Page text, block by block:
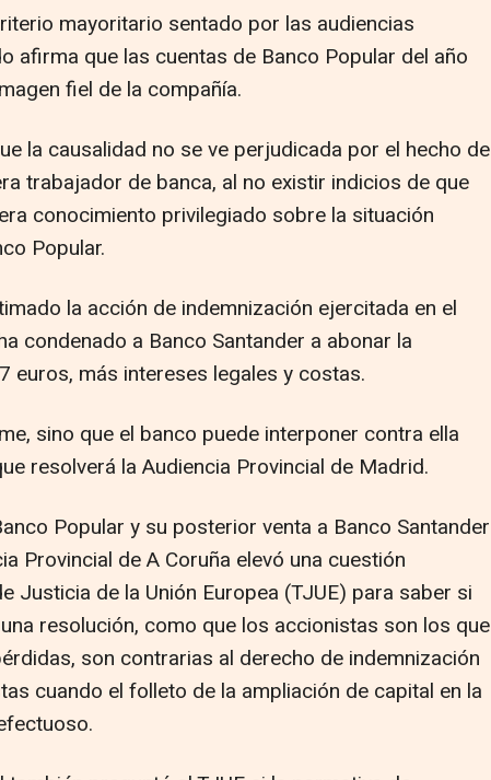
mayoritario sentado por las audiencias
afirma que las cuentas de Banco Popular del año
fiel de la compañía.
la causalidad no se ve perjudicada por el hecho de
trabajador de banca, al no existir indicios de que
conocimiento privilegiado sobre la situación
Popular.
la acción de indemnización ejercitada en el
condenado a Banco Santander a abonar la
euros, más intereses legales y costas.
sino que el banco puede interponer contra ella
resolverá la Audiencia Provincial de Madrid.
Popular y su posterior venta a Banco Santander
Provincial de A Coruña elevó una cuestión
Justicia de la Unión Europea (TJUE) para saber si
resolución, como que los accionistas son los que
son contrarias al derecho de indemnización
cuando el folleto de la ampliación de capital en la